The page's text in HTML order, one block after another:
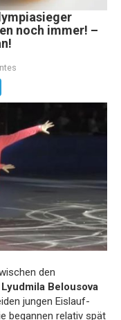
noch immer! –
den
Lyudmila Belousova
jungen Eislauf-
begannen relativ spät